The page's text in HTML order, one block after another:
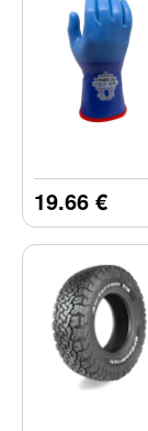
19.66 €